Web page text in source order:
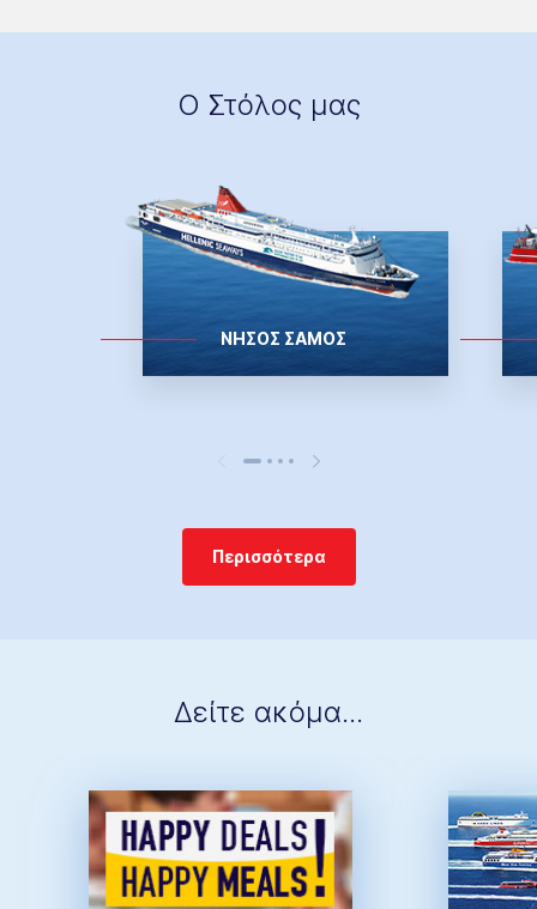
Ο Στόλος μας
ΝΗΣΟΣ ΣΑΜΟΣ
Περισσότερα
Δείτε ακόμα...